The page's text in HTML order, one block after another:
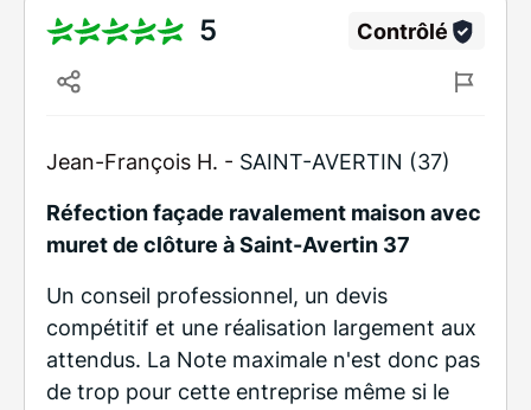
5 Contrôlé
Jean-François H. - SAINT-AVERTIN (37)
Réfection façade ravalement maison avec
muret de clôture à Saint-Avertin 37
Un conseil professionnel, un devis
compétitif et une réalisation largement aux
attendus. La Note maximale n'est donc pas
de trop pour cette entreprise même si le